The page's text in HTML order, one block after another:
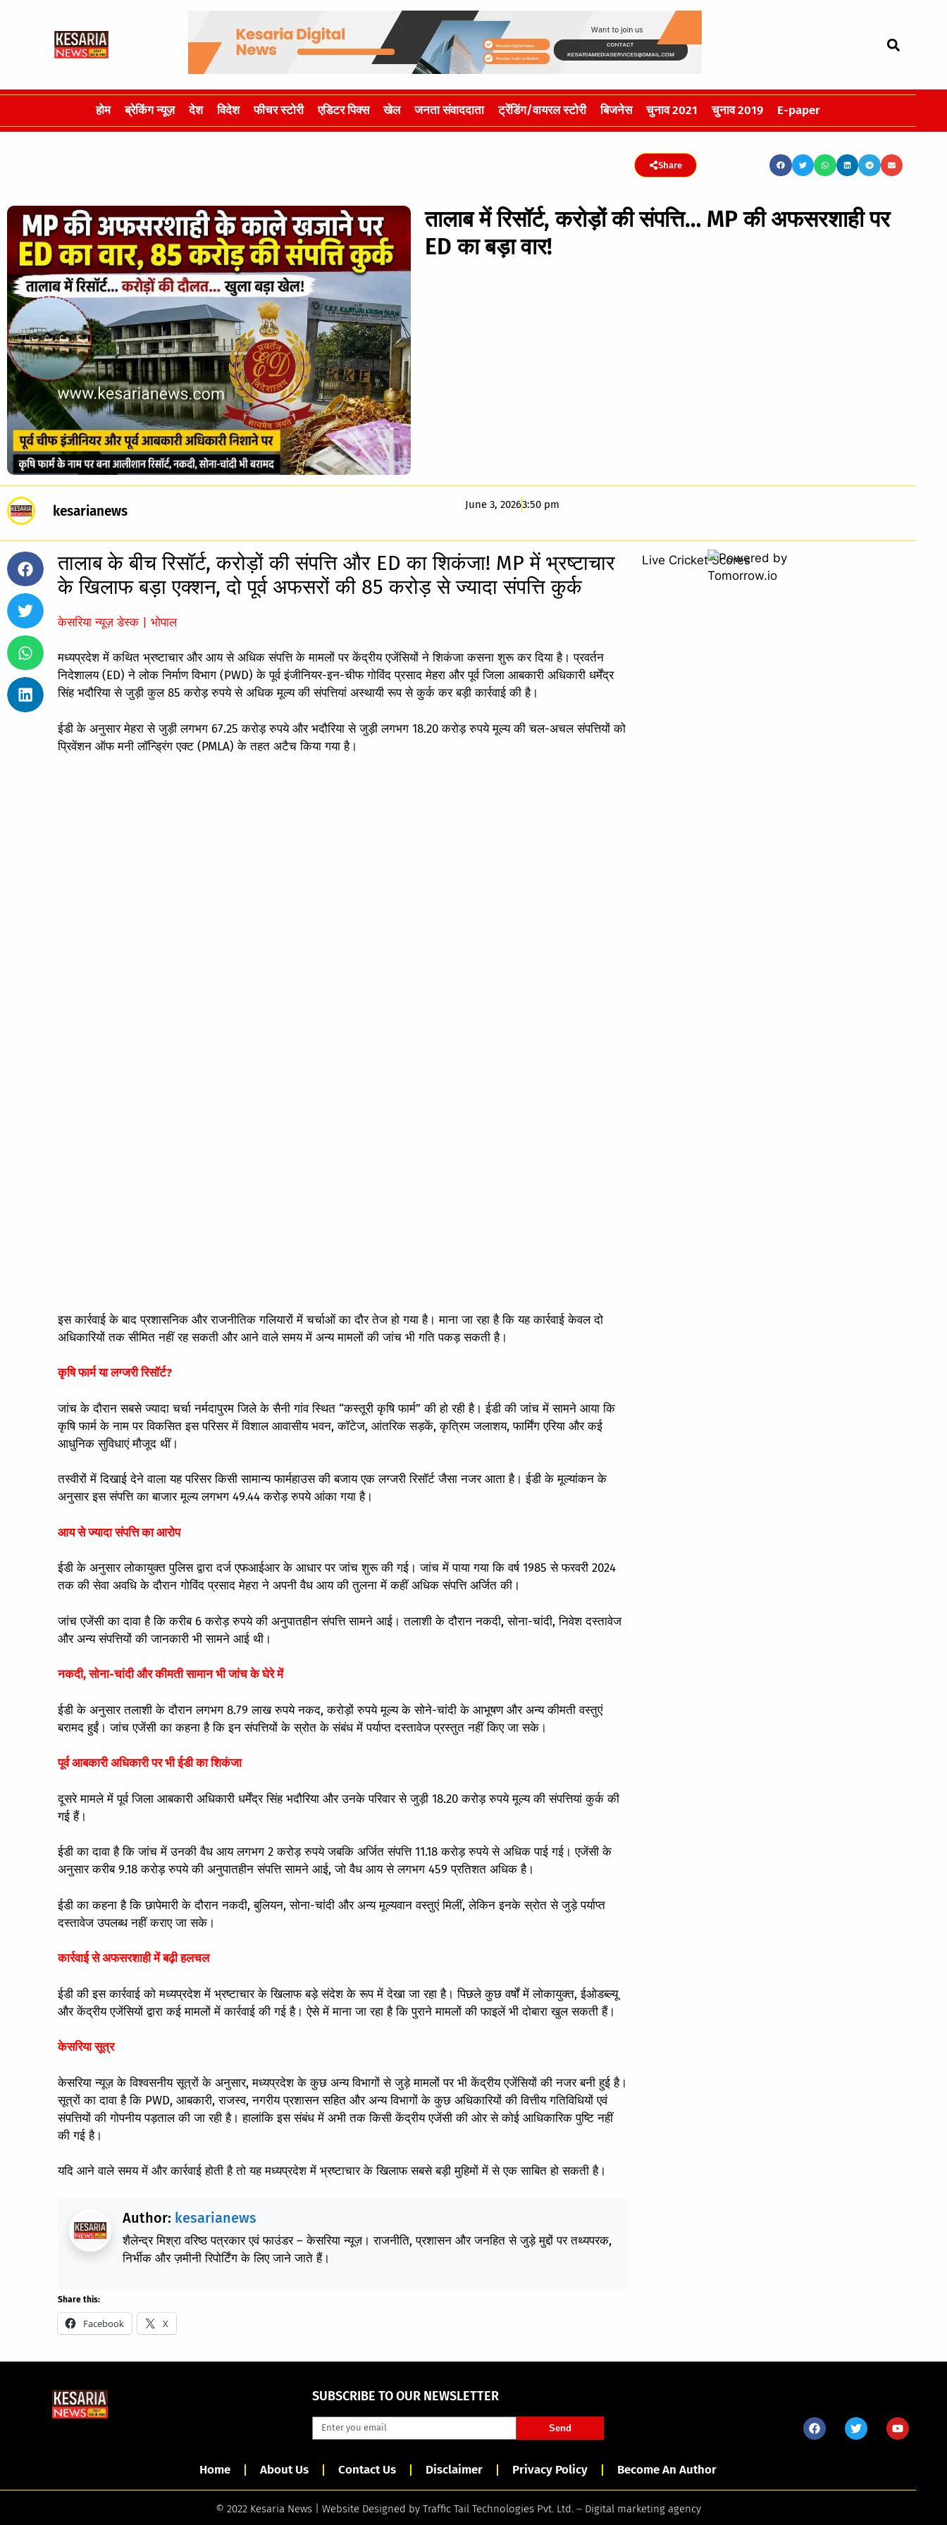
होम ब्रेकिंग न्यूज़ देश विदेश फीचर स्टोरी एडिटर पिक्स खेल जनता संवाददाता ट्रेंडिंग/वायरल स्टोरी बिजनेस चुनाव 2021 चुनाव 2019 E-paper
Share
तालाब में रिसॉर्ट, करोड़ों की संपत्ति… MP की अफसरशाही पर
ED का बड़ा वार!
kesarianews June 3, 20263:50 pm
तालाब के बीच रिसॉर्ट, करोड़ों की संपत्ति और ED का शिकंजा! MP में भ्रष्टाचार
के खिलाफ बड़ा एक्शन, दो पूर्व अफसरों की 85 करोड़ से ज्यादा संपत्ति कुर्क
केसरिया न्यूज़ डेस्क | भोपाल
मध्यप्रदेश में कथित भ्रष्टाचार और आय से अधिक संपत्ति के मामलों पर केंद्रीय एजेंसियों ने शिकंजा कसना शुरू कर दिया है। प्रवर्तन
निदेशालय (ED) ने लोक निर्माण विभाग (PWD) के पूर्व इंजीनियर-इन-चीफ गोविंद प्रसाद मेहरा और पूर्व जिला आबकारी अधिकारी धर्मेंद्र
सिंह भदौरिया से जुड़ी कुल 85 करोड़ रुपये से अधिक मूल्य की संपत्तियां अस्थायी रूप से कुर्क कर बड़ी कार्रवाई की है।
ईडी के अनुसार मेहरा से जुड़ी लगभग 67.25 करोड़ रुपये और भदौरिया से जुड़ी लगभग 18.20 करोड़ रुपये मूल्य की चल-अचल संपत्तियों को
प्रिवेंशन ऑफ मनी लॉन्ड्रिंग एक्ट (PMLA) के तहत अटैच किया गया है।
इस कार्रवाई के बाद प्रशासनिक और राजनीतिक गलियारों में चर्चाओं का दौर तेज हो गया है। माना जा रहा है कि यह कार्रवाई केवल दो
अधिकारियों तक सीमित नहीं रह सकती और आने वाले समय में अन्य मामलों की जांच भी गति पकड़ सकती है।
कृषि फार्म या लग्जरी रिसॉर्ट?
जांच के दौरान सबसे ज्यादा चर्चा नर्मदापुरम जिले के सैनी गांव स्थित “कस्तूरी कृषि फार्म” की हो रही है। ईडी की जांच में सामने आया कि
कृषि फार्म के नाम पर विकसित इस परिसर में विशाल आवासीय भवन, कॉटेज, आंतरिक सड़कें, कृत्रिम जलाशय, फार्मिंग एरिया और कई
आधुनिक सुविधाएं मौजूद थीं।
तस्वीरों में दिखाई देने वाला यह परिसर किसी सामान्य फार्महाउस की बजाय एक लग्जरी रिसॉर्ट जैसा नजर आता है। ईडी के मूल्यांकन के
अनुसार इस संपत्ति का बाजार मूल्य लगभग 49.44 करोड़ रुपये आंका गया है।
आय से ज्यादा संपत्ति का आरोप
ईडी के अनुसार लोकायुक्त पुलिस द्वारा दर्ज एफआईआर के आधार पर जांच शुरू की गई। जांच में पाया गया कि वर्ष 1985 से फरवरी 2024
तक की सेवा अवधि के दौरान गोविंद प्रसाद मेहरा ने अपनी वैध आय की तुलना में कहीं अधिक संपत्ति अर्जित की।
जांच एजेंसी का दावा है कि करीब 6 करोड़ रुपये की अनुपातहीन संपत्ति सामने आई। तलाशी के दौरान नकदी, सोना-चांदी, निवेश दस्तावेज
और अन्य संपत्तियों की जानकारी भी सामने आई थी।
नकदी, सोना-चांदी और कीमती सामान भी जांच के घेरे में
ईडी के अनुसार तलाशी के दौरान लगभग 8.79 लाख रुपये नकद, करोड़ों रुपये मूल्य के सोने-चांदी के आभूषण और अन्य कीमती वस्तुएं
बरामद हुईं। जांच एजेंसी का कहना है कि इन संपत्तियों के स्रोत के संबंध में पर्याप्त दस्तावेज प्रस्तुत नहीं किए जा सके।
पूर्व आबकारी अधिकारी पर भी ईडी का शिकंजा
दूसरे मामले में पूर्व जिला आबकारी अधिकारी धर्मेंद्र सिंह भदौरिया और उनके परिवार से जुड़ी 18.20 करोड़ रुपये मूल्य की संपत्तियां कुर्क की
गई हैं।
ईडी का दावा है कि जांच में उनकी वैध आय लगभग 2 करोड़ रुपये जबकि अर्जित संपत्ति 11.18 करोड़ रुपये से अधिक पाई गई। एजेंसी के
अनुसार करीब 9.18 करोड़ रुपये की अनुपातहीन संपत्ति सामने आई, जो वैध आय से लगभग 459 प्रतिशत अधिक है।
ईडी का कहना है कि छापेमारी के दौरान नकदी, बुलियन, सोना-चांदी और अन्य मूल्यवान वस्तुएं मिलीं, लेकिन इनके स्रोत से जुड़े पर्याप्त
दस्तावेज उपलब्ध नहीं कराए जा सके।
कार्रवाई से अफसरशाही में बढ़ी हलचल
ईडी की इस कार्रवाई को मध्यप्रदेश में भ्रष्टाचार के खिलाफ बड़े संदेश के रूप में देखा जा रहा है। पिछले कुछ वर्षों में लोकायुक्त, ईओडब्ल्यू
और केंद्रीय एजेंसियों द्वारा कई मामलों में कार्रवाई की गई है। ऐसे में माना जा रहा है कि पुराने मामलों की फाइलें भी दोबारा खुल सकती हैं।
केसरिया सूत्र
केसरिया न्यूज़ के विश्वसनीय सूत्रों के अनुसार, मध्यप्रदेश के कुछ अन्य विभागों से जुड़े मामलों पर भी केंद्रीय एजेंसियों की नजर बनी हुई है।
सूत्रों का दावा है कि PWD, आबकारी, राजस्व, नगरीय प्रशासन सहित और अन्य विभागों के कुछ अधिकारियों की वित्तीय गतिविधियों एवं
संपत्तियों की गोपनीय पड़ताल की जा रही है। हालांकि इस संबंध में अभी तक किसी केंद्रीय एजेंसी की ओर से कोई आधिकारिक पुष्टि नहीं
की गई है।
यदि आने वाले समय में और कार्रवाई होती है तो यह मध्यप्रदेश में भ्रष्टाचार के खिलाफ सबसे बड़ी मुहिमों में से एक साबित हो सकती है।
Author: kesarianews
शैलेन्द्र मिश्रा वरिष्ठ पत्रकार एवं फाउंडर – केसरिया न्यूज़। राजनीति, प्रशासन और जनहित से जुड़े मुद्दों पर तथ्यपरक,
निर्भीक और ज़मीनी रिपोर्टिंग के लिए जाने जाते हैं।
Share this:
Facebook X
Live Cricket Scores
SUBSCRIBE TO OUR NEWSLETTER
Send
Home About Us Contact Us Disclaimer Privacy Policy Become An Author
© 2022 Kesaria News | Website Designed by Traffic Tail Technologies Pvt. Ltd.– Digital marketing agency